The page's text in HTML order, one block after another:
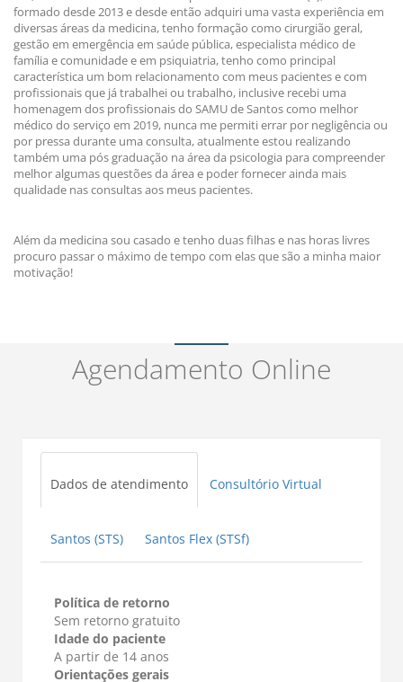
formado desde 2013 e desde então adquiri uma vasta experiência em
diversas áreas da medicina, tenho formação como cirurgião geral,
gestão em emergência em saúde pública, especialista médico de
família e comunidade e em psiquiatria, tenho como principal
característica um bom relacionamento com meus pacientes e com
profissionais que já trabalhei ou trabalho, inclusive recebi uma
homenagem dos profissionais do SAMU de Santos como melhor
médico do serviço em 2019, nunca me permiti errar por negligência ou
por pressa durante uma consulta, atualmente estou realizando
também uma pós graduação na área da psicologia para compreender
melhor algumas questões da área e poder fornecer ainda mais
qualidade nas consultas aos meus pacientes.
Além da medicina sou casado e tenho duas filhas e nas horas livres
procuro passar o máximo de tempo com elas que são a minha maior
motivação!
Agendamento Online
Dados de atendimento Consultório Virtual
Santos (STS) Santos Flex (STSf)
Política de retorno
Sem retorno gratuito
Idade do paciente
A partir de 14 anos
Orientações gerais